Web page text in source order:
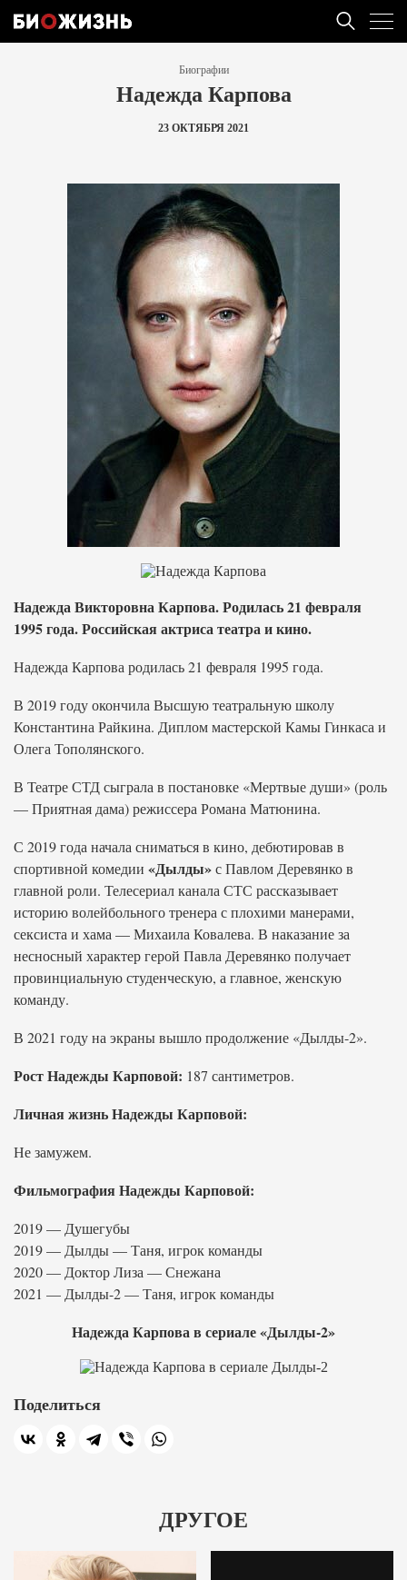
Биографии
Надежда Карпова
23 ОКТЯБРЯ 2021
Надежда Викторовна Карпова. Родилась 21 февраля
1995 года. Российская актриса театра и кино.
Надежда Карпова родилась 21 февраля 1995 года.
В 2019 году окончила Высшую театральную школу
Константина Райкина. Диплом мастерской Камы Гинкаса и
Олега Тополянского.
В Театре СТД сыграла в постановке «Мертвые души» (роль
— Приятная дама) режиссера Романа Матюнина.
С 2019 года начала сниматься в кино, дебютировав в
спортивной комедии «Дылды»с Павлом Деревянко в
главной роли. Телесериал канала СТС рассказывает
историю волейбольного тренера с плохими манерами,
сексиста и хама — Михаила Ковалева. В наказание за
несносный характер герой Павла Деревянко получает
провинциальную студенческую, а главное, женскую
команду.
В 2021 году на экраны вышло продолжение «Дылды-2».
Рост Надежды Карповой: 187 сантиметров.
Личная жизнь Надежды Карповой:
Не замужем.
Фильмография Надежды Карповой:
2019 — Душегубы
2019 — Дылды — Таня, игрок команды
2020 — Доктор Лиза — Снежана
2021 — Дылды-2 — Таня, игрок команды
Надежда Карпова в сериале «Дылды-2»
Поделиться
ДРУГОЕ